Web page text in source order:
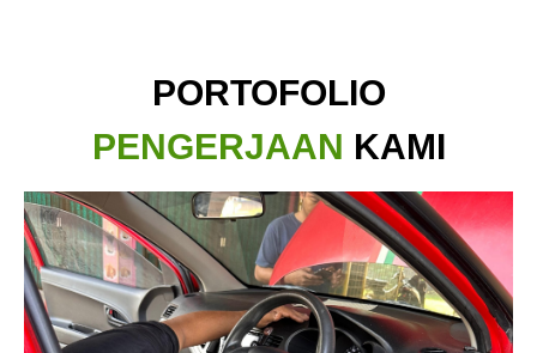
PORTOFOLIO
PENGERJAAN KAMI